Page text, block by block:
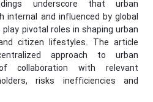
underscore that urban
internal and influenced by global
pivotal roles in shaping urban
citizen lifestyles. The article
approach to urban
collaboration with relevant
risks inefficiencies and